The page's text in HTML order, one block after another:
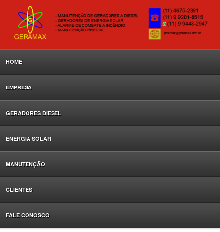
HOME
EMPRESA
GERADORES DIESEL
ENERGIA SOLAR
MANUTENÇÃO
CLIENTES
FALE CONOSCO